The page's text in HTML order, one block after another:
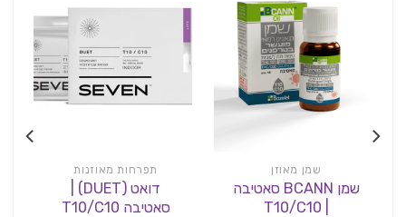
שמן מאוזן
שמן BCANN סאטיבה
תפרחות מאוזנות
דואט (DUET) |
סאטיבה T10/C10